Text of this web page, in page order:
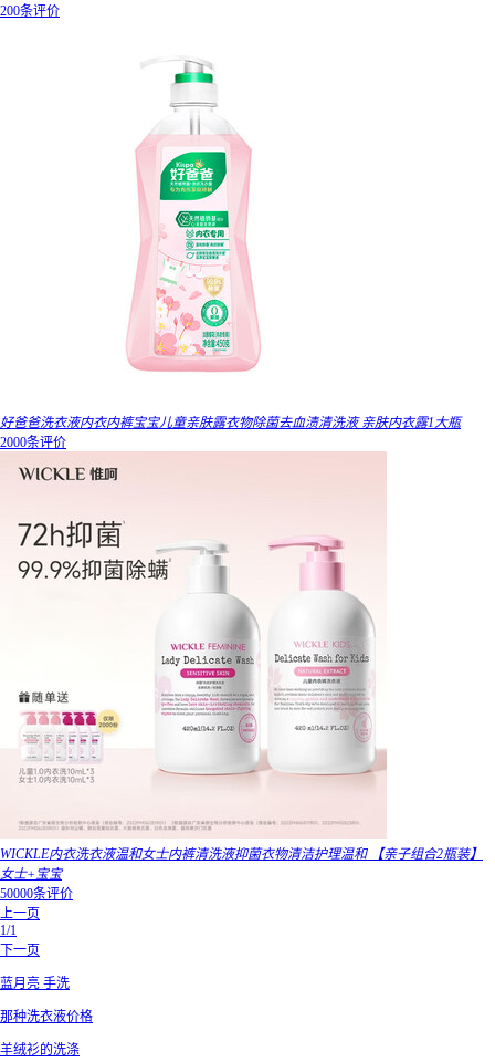
200条评价
好爸爸洗衣液内衣内裤宝宝儿童亲肤露衣物除菌去血渍清洗液 亲肤内衣露1大瓶
2000条评价
WICKLE内衣洗衣液温和女士内裤清洗液抑菌衣物清洁护理温和 【亲子组合2瓶装】
女士+宝宝
50000条评价
上一页
1/1
下一页
蓝月亮 手洗
那种洗衣液价格
羊绒衫的洗涤